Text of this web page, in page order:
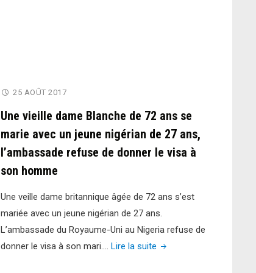
25 AOÛT 2017
Une vieille dame Blanche de 72 ans se
marie avec un jeune nigérian de 27 ans,
l’ambassade refuse de donner le visa à
son homme
Une veille dame britannique âgée de 72 ans s’est
mariée avec un jeune nigérian de 27 ans.
L’ambassade du Royaume-Uni au Nigeria refuse de
donner le visa à son mari.… Lire la suite "Une